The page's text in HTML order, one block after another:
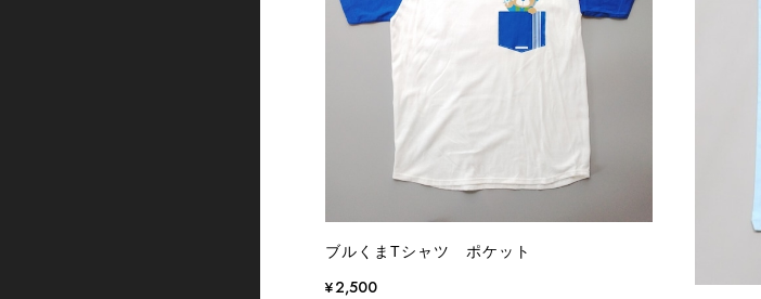
ブルくまTシャツ ポケット
¥2,500